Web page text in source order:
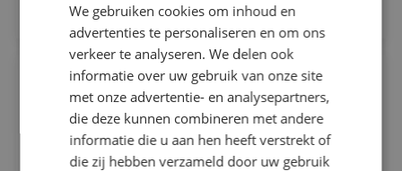
Specialisme
Beveiligingstechniek
Elektrotechniek
Energietechniek
Projectengineer beveiligingstechniek
Beveiligingstechniek Fulltime MBO
We gebruiken cookies om inhoud en
advertenties te personaliseren en om ons
verkeer te analyseren. We delen ook
informatie over uw gebruik van onze site
met onze advertentie- en analysepartners,
die deze kunnen combineren met andere
informatie die u aan hen heeft verstrekt of
die zij hebben verzameld door uw gebruik